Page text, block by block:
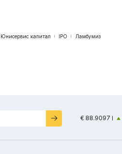
Юнисервис капитал IPO Ламбумиз
€ 88.9097